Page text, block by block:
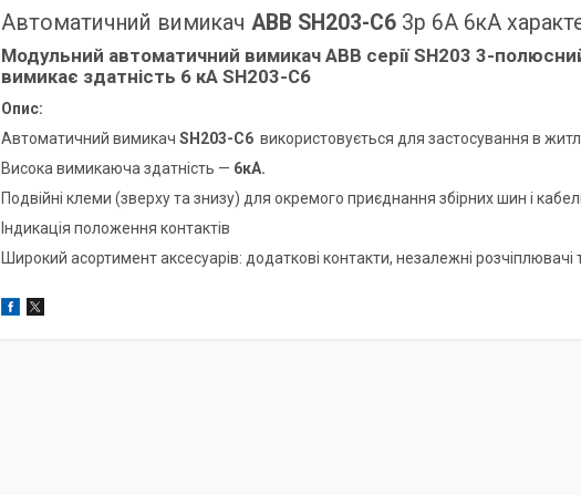
Автоматичний вимикач ABB SH203-C6 3p 6А 6кА
Модульний автоматичний вимикач ABB серіїSH203 3-
вимикає здатність 6 кА SH203-C6
Опис:
Автоматичний вимикач SH203-C6 використовується для застосування в
Висока вимикаюча здатність — 6кА.
Подвійні клеми (зверху та знизу) для окремого приєднання збірних шин і
Індикація положення контактів
Широкий асортимент аксесуарів: додаткові контакти, незалежні